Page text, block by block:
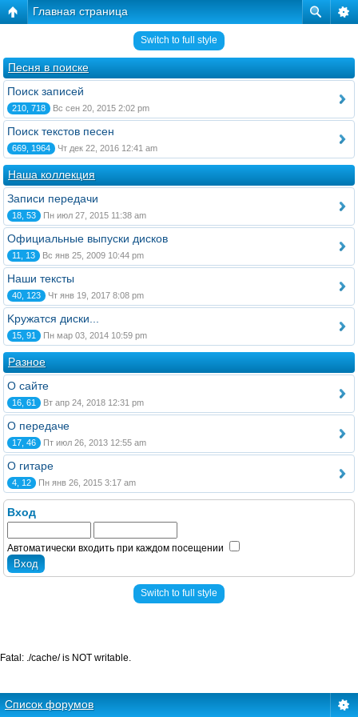
Главная страница
Switch to full style
Песня в поиске
Поиск записей
210, 718 Вс сен 20, 2015 2:02 pm
Поиск текстов песен
669, 1964 Чт дек 22, 2016 12:41 am
Наша коллекция
Записи передачи
18, 53 Пн июл 27, 2015 11:38 am
Официальные выпуски дисков
11, 13 Вс янв 25, 2009 10:44 pm
Наши тексты
40, 123 Чт янв 19, 2017 8:08 pm
Kружатся диски...
15, 91 Пн мар 03, 2014 10:59 pm
Разное
О сайте
16, 61 Вт апр 24, 2018 12:31 pm
О передаче
17, 46 Пт июл 26, 2013 12:55 am
О гитаре
4, 12 Пн янв 26, 2015 3:17 am
Вход
Автоматически входить при каждом посещении
Switch to full style
Список форумов
Fatal: ./cache/ is NOT writable.